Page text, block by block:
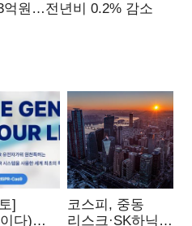
억원…전년비 0.2% 감소
]
다)
코스피, 중동
리스크·SK하닉